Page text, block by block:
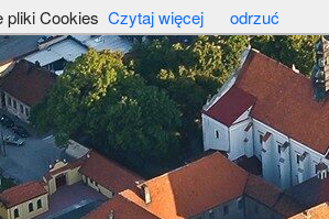
pliki Cookies Czytaj więcej odrzuć